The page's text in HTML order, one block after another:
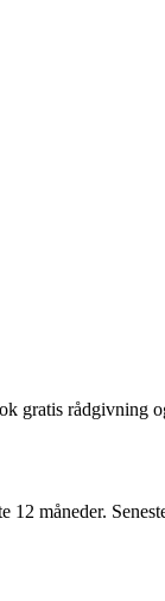
gratis rådgivning
måneder.